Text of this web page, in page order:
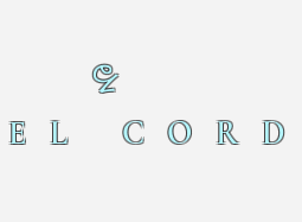
る